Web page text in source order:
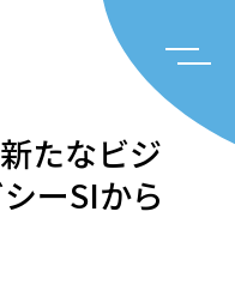
たなビジ
ーSIから